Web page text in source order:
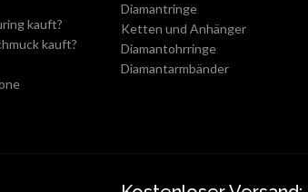
kauft?
kauft?
Diamantringe
Ketten und Anhänger
Diamantohrringe
Diamantarmbänder